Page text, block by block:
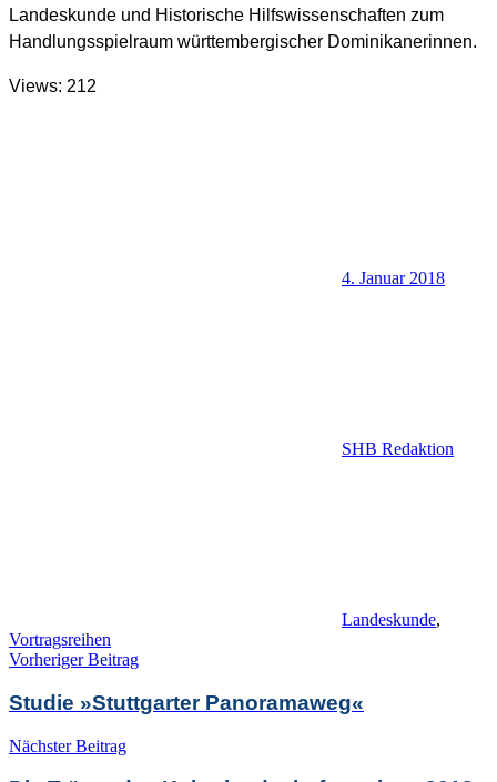
Landeskunde und Historische Hilfswissenschaften zum
Handlungsspielraum württembergischer Dominikanerinnen.
Views: 212
4. Januar 2018
SHB Redaktion
Landeskunde,
Vortragsreihen
Beitragsnavigation
Vorheriger Beitrag
Studie »Stuttgarter Panoramaweg«
Nächster Beitrag